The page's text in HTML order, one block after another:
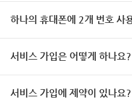
하나의 휴대폰에 2개 번호 사
서비스 가입은 어떻게 하나요?
서비스 가입에 제약이 있나요?